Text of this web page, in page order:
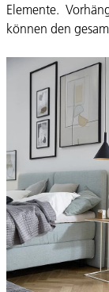
Elemente.
können den